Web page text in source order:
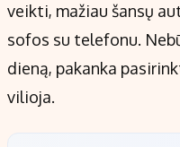
veikti, mažiau šansų
sofos su telefonu.
dieną, pakanka
vilioja.